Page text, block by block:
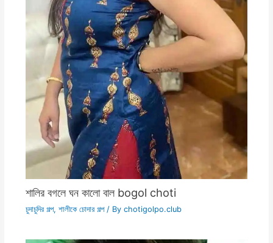
শালির বগলে ঘন কালো বাল bogol choti
চুদাচুদির গল্প, শালীকে চোদার গল্প/ By chotigolpo.club